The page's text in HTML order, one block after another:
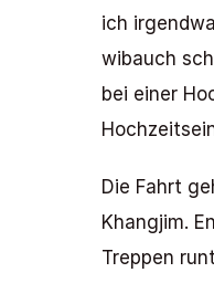
ich
wibauch
bei einer
Die Fahrt
Khangjim.
Treppen